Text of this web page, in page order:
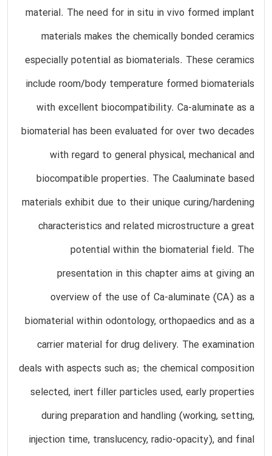
material. The need for in situ in vivo formed implant
materials makes the chemically bonded ceramics
especially potential as biomaterials. These ceramics
include room/body temperature formed biomaterials
with excellent biocompatibility. Ca-aluminate as a
biomaterial has been evaluated for over two decades
with regard to general physical, mechanical and
biocompatible properties. The Caaluminate based
materials exhibit due to their unique curing/hardening
characteristics and related microstructure a great
potential within the biomaterial field. The
presentation in this chapter aims at giving an
overview of the use of Ca-aluminate (CA) as a
biomaterial within odontology, orthopaedics and as a
carrier material for drug delivery. The examination
deals with aspects such as; the chemical composition
selected, inert filler particles used, early properties
during preparation and handling (working, setting,
injection time, translucency, radio-opacity), and final